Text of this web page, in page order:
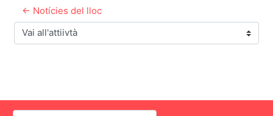
← Notícies del lloc
Vai all'attiivtà